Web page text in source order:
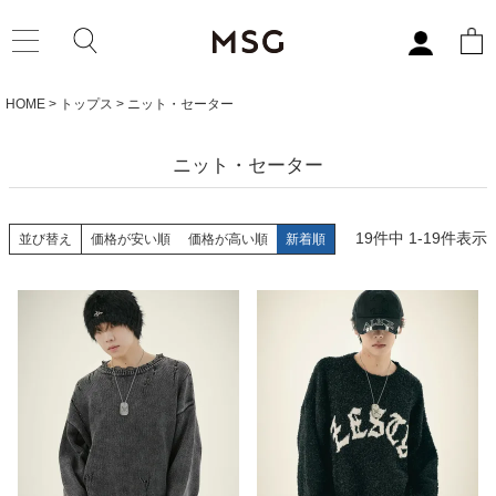
HOME トップス ニット・セーター
ニット・セーター
並び替え 価格が安い順 価格が高い順 新着順 19件中 1-19件表示